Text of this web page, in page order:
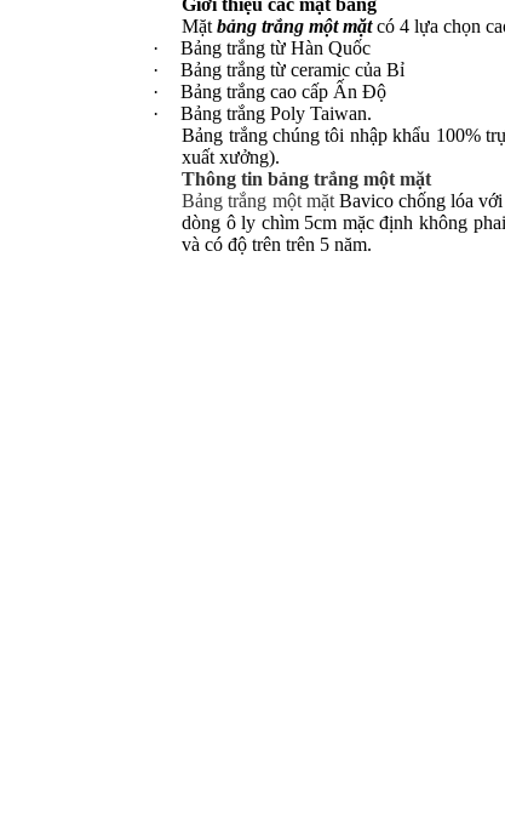
Giới thiệu các mặt bảng
Mặtbảng trắng mộtmặtcó 4 lựa chọn
·
Bảng trắng từ Hàn Quốc
·
Bảng trắng từ ceramic của Bỉ
·
Bảng trắng cao cấp Ấn Độ
·
Bảng trắng Poly Taiwan.
Bảng trắng chúng tôi nhập khẩu 100%
xuất xưởng).
Thông tin bảng trắng một mặt
Bảng trắng một mặtBavico chống lóa với
dòng ô ly chìm 5cm mặc định không
và có độ trên trên 5 năm.